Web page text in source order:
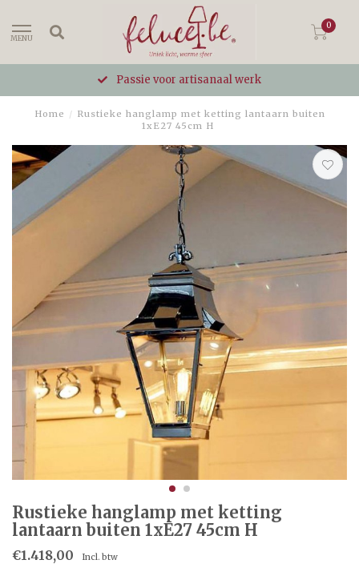
MENU
0
Passie voor artisanaal werk
Home / Rustieke hanglamp met ketting lantaarn buiten
1xE27 45cm H
Rustieke hanglamp met ketting
lantaarn buiten 1xE27 45cm H
€1.418,00 Incl. btw